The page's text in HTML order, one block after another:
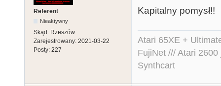
Referent
Nieaktywny
Skąd: Rzeszów
Zarejestrowany: 2021-03-22
Posty: 227
Kapitalny pomysł!!
Atari 65XE +
FujiNet /// Atari
Synthcart